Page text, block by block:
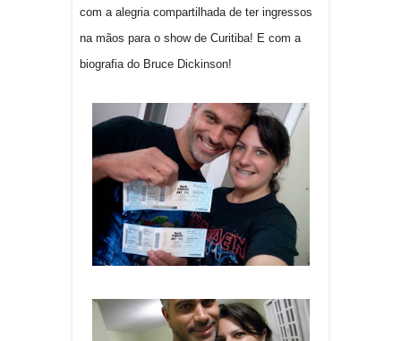
com a alegria compartilhada de ter ingressos
na mãos para o show de Curitiba! E com a
biografia do Bruce Dickinson!